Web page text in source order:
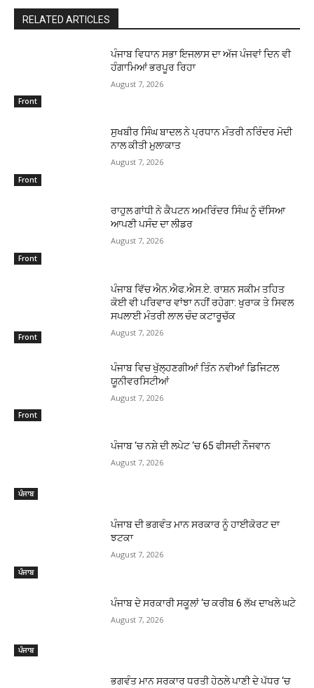
RELATED ARTICLES
Front
ਪੰਜਾਬ ਵਿਧਾਨ ਸਭਾ ਇਜਲਾਸ ਦਾ ਅੱਜ ਪੰਜਵਾਂ ਦਿਨ ਵੀ
ਹੰਗਾਮਿਆਂ ਭਰਪੂਰ ਰਿਹਾ
August 7, 2026
Front
ਸੁਖਬੀਰ ਸਿੰਘ ਬਾਦਲ ਨੇ ਪ੍ਰਧਾਨ ਮੰਤਰੀ ਨਰਿੰਦਰ ਮੋਦੀ
ਨਾਲ ਕੀਤੀ ਮੁਲਾਕਾਤ
August 7, 2026
Front
ਰਾਹੁਲ ਗਾਂਧੀ ਨੇ ਕੈਪਟਨ ਅਮਰਿੰਦਰ ਸਿੰਘ ਨੂੰ ਦੱਸਿਆ
ਆਪਣੀ ਪਸੰਦ ਦਾ ਲੀਡਰ
August 7, 2026
Front
ਪੰਜਾਬ ਵਿੱਚ ਐਨ.ਐਫ.ਐਸ.ਏ. ਰਾਸ਼ਨ ਸਕੀਮ ਤਹਿਤ
ਕੋਈ ਵੀ ਪਰਿਵਾਰ ਵਾਂਝਾ ਨਹੀਂ ਰਹੇਗਾ: ਖੁਰਾਕ ਤੇ ਸਿਵਲ
ਸਪਲਾਈ ਮੰਤਰੀ ਲਾਲ ਚੰਦ ਕਟਾਰੂਚੱਕ
August 7, 2026
Front
ਪੰਜਾਬ ਵਿਚ ਖੁੱਲ੍ਹਣਗੀਆਂ ਤਿੰਨ ਨਵੀਆਂ ਡਿਜਿਟਲ
ਯੂਨੀਵਰਸਿਟੀਆਂ
August 7, 2026
ਪੰਜਾਬ
ਪੰਜਾਬ ‘ਚ ਨਸ਼ੇ ਦੀ ਲਪੇਟ ‘ਚ 65 ਫੀਸਦੀ ਨੌਜਵਾਨ
August 7, 2026
ਪੰਜਾਬ
ਪੰਜਾਬ ਦੀ ਭਗਵੰਤ ਮਾਨ ਸਰਕਾਰ ਨੂੰ ਹਾਈਕੋਰਟ ਦਾ
ਝਟਕਾ
August 7, 2026
ਪੰਜਾਬ
ਪੰਜਾਬ ਦੇ ਸਰਕਾਰੀ ਸਕੂਲਾਂ ‘ਚ ਕਰੀਬ 6 ਲੱਖ ਦਾਖਲੇ ਘਟੇ
August 7, 2026
ਭਗਵੰਤ ਮਾਨ ਸਰਕਾਰ ਧਰਤੀ ਹੇਠਲੇ ਪਾਣੀ ਦੇ ਪੱਧਰ ‘ਚ